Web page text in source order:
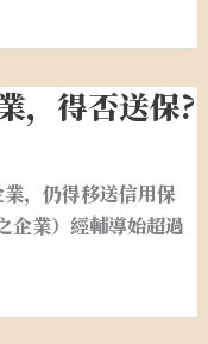
，得否送保?
，仍得移送信用保
企業）經輔導始超過